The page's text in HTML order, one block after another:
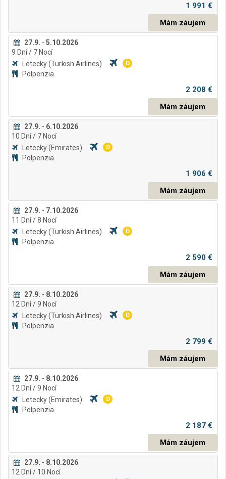
1 991 €
Mám záujem
27.9. - 5.10.2026
9 Dní/ 7 Nocí
Letecky(Turkish Airlines) D
Polpenzia
2 208 €
Mám záujem
27.9. - 6.10.2026
10 Dní/ 7 Nocí
Letecky(Emirates) D
Polpenzia
1 906 €
Mám záujem
27.9. - 7.10.2026
11 Dní/ 8 Nocí
Letecky(Turkish Airlines) D
Polpenzia
2 590 €
Mám záujem
27.9. - 8.10.2026
12 Dní/ 9 Nocí
Letecky(Turkish Airlines) D
Polpenzia
2 799 €
Mám záujem
27.9. - 8.10.2026
12 Dní/ 9 Nocí
Letecky(Emirates) D
Polpenzia
2 187 €
Mám záujem
27.9. - 8.10.2026
12 Dní/ 10 Nocí